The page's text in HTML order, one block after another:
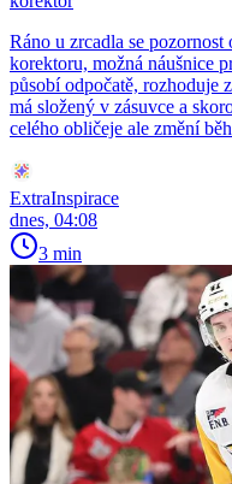
Ráno u zrcadla se
korektoru, možná náušnice
působí odpočatě, rozhoduje
má složený v zásuvce a
celého obličeje ale změní
ExtraInspirace
dnes, 04:08
3 min